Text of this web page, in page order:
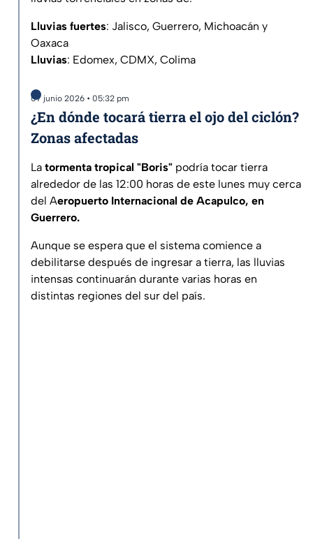
Lluvias fuertes: Jalisco, Guerrero, Michoacán y
Oaxaca
Lluvias: Edomex, CDMX, Colima
07 junio 2026 • 05:32 pm
¿En dónde tocará tierra el ojo del ciclón?
Zonas afectadas
La tormenta tropical "Boris" podría tocar tierra
alrededor de las 12:00 horas de este lunes muy cerca
del Aeropuerto Internacional de Acapulco, en
Guerrero.
Aunque se espera que el sistema comience a
debilitarse después de ingresar a tierra, las lluvias
intensas continuarán durante varias horas en
distintas regiones del sur del país.